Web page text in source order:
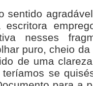
sentido
escritora
nesses
puro, cheio
de uma
se